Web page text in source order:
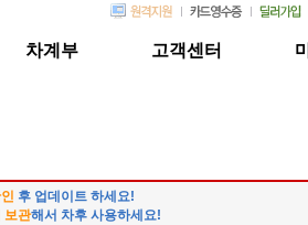
차계부 고객센터
후 업데이트 하세요!
보관해서 차후 사용하세요!